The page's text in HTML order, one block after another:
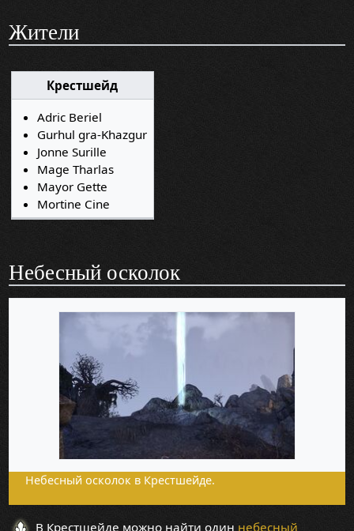
Жители
Крестшейд
Adric Beriel
Gurhul gra-Khazgur
Jonne Surille
Mage Tharlas
Mayor Gette
Mortine Cine
Небесный осколок
Небесный осколок в Крестшейде.
В Крестшейде можно найти один небесный